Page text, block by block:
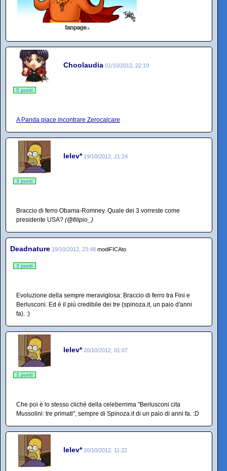
Choolaudia 01/10/2012, 22:19
5 punti
A Panda piace incontrare Zerocalcare
lelev* 19/10/2012, 21:24
3 punti
Braccio di ferro Obama-Romney. Quale dei 3 vorreste come
presidente USA? (@filipio_)
Deadnature 19/10/2012, 23:48 modiFICAto
3 punti
Evoluzione della sempre meraviglosa: Braccio di ferro tra Fini e
Berlusconi. Ed è il più credibile dei tre (spinoza.it, un paio d'anni
fa). :)
lelev* 20/10/2012, 01:07
2 punti
Che poi è lo stesso cliché della celeberrima "Berlusconi cita
Mussolini: tre primati", sempre di Spinoza.it di un paio di anni fa. :D
lelev* 20/10/2012, 11:22